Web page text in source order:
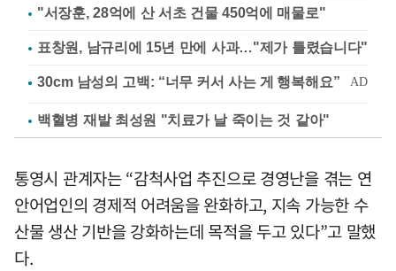
"서장훈, 28억에 산 서초 건물 450억에 매물로"
표창원, 남규리에 15년 만에 사과…"제가 틀렸습니다"
백혈병 재발 최성원 "치료가 날 죽이는 것 같아"
통영시 관계자는 “감척사업 추진으로 경영난을 겪는 연
안어업인의 경제적 어려움을 완화하고, 지속 가능한 수
산물 생산 기반을 강화하는데 목적을 두고 있다”고 말했
다.